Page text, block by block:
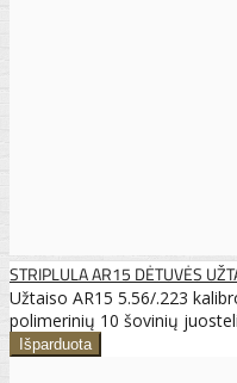
STRIPLULA AR15 DĖTUVĖS
Užtaiso AR15 5.56/.223
polimerinių 10 šovinių